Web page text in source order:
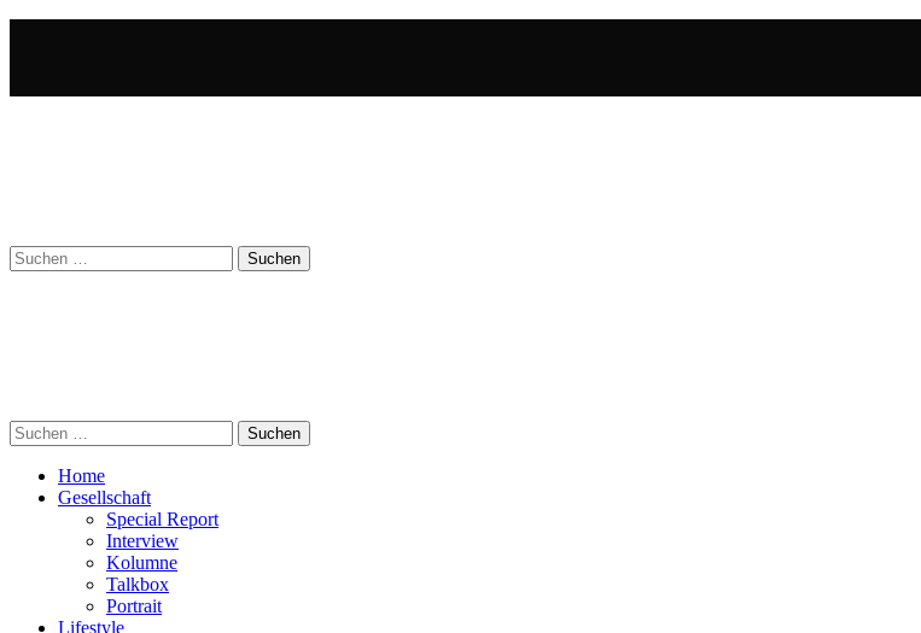
Suchen
nach:
Suchen
nach:
Home
Gesellschaft
Special Report
Interview
Kolumne
Talkbox
Portrait
Lifestyle